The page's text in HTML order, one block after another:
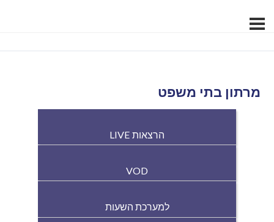
מרתון בתי משפט
הרצאות LIVE
VOD
למערכת השעות